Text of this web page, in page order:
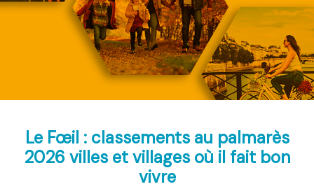
Le Fœil : classements au palmarès
2026 villes et villages où il fait bon
vivre